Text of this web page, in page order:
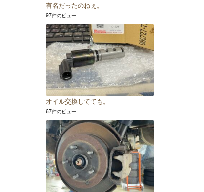
有名だったのねぇ。
97件のビュー
オイル交換してても。
67件のビュー